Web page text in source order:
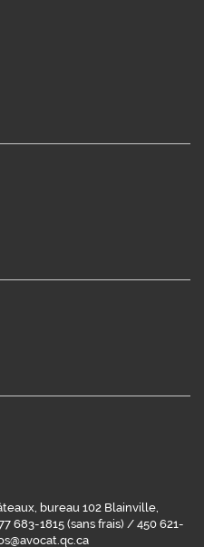
bureau 102 Blainville,
683-1815 (sans frais) / 450 621-